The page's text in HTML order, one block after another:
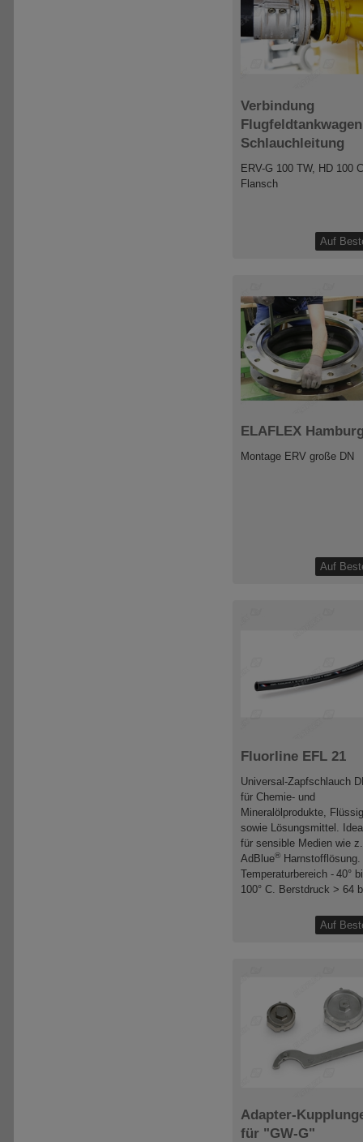
Verbindung
Schlauchleitung
ERV-G 100 TW, HD 100
Flansch
ELAFLEX
Montage ERV große DN
Fluorline EFL 21
Universal-Zapfschlauch
für Chemie- und
Mineralölprodukte,
sowie Lösungsmittel.
für sensible Medien wie
AdBlue® Harnstofflösung.
Temperaturbereich - 40°
100° C. Berstdruck > 64
Adapter-
für "GW-G"